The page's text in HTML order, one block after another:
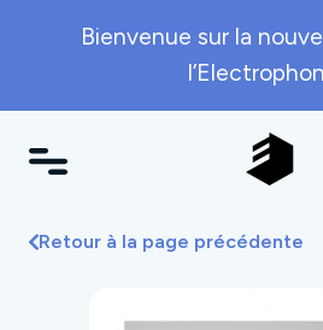
Bienvenue sur la
Retour à la page précédente